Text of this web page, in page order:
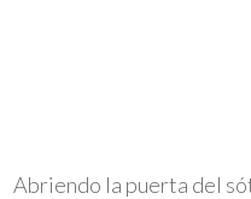
Abriendo la puerta del